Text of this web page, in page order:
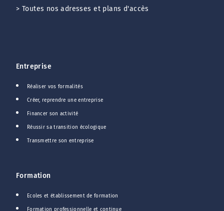
> Toutes nos adresses et plans d'accès
Entreprise
Réaliser vos formalités
Créer, reprendre une entreprise
Financer son activité
Réussir sa transition écologique
Transmettre son entreprise
Formation
Ecoles et établissement de formation
Formation professionnelle et continue